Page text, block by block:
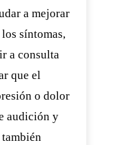
a mejorar
síntomas,
a consulta
que el
o dolor
audición y